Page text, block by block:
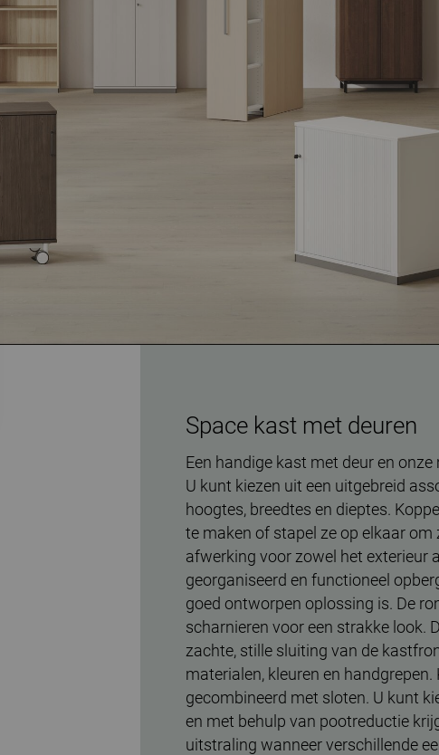
Space kast met deuren
Een handige kast met deur en
U kunt kiezen uit een uitgebreid
hoogtes, breedtes en dieptes.
te maken of stapel ze op elkaar om
afwerking voor zowel het exterieur
georganiseerd en functioneel
goed ontworpen oplossing is. De
scharnieren voor een strakke look.
zachte, stille sluiting van de
materialen, kleuren en
gecombineerd met sloten. U kunt
en met behulp van pootreductie
uitstraling wanneer verschillende